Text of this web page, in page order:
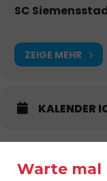
SC
ZEIGE MEHR
KALENDER
Directions
Warte mal